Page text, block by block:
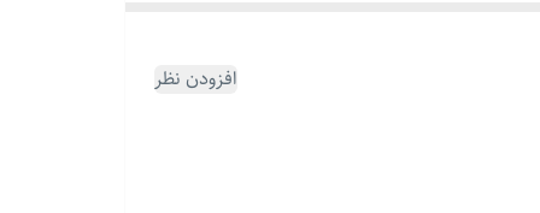
افزودن نظر